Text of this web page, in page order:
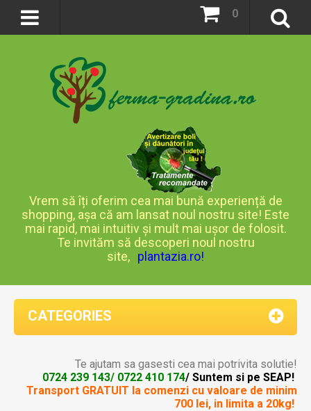
0
Vrem să îți oferim cea mai bună experiență de
shopping, așa că am lansat noul nostru site! Este
mai rapid, mai intuitiv și mult mai ușor de folosit.
Te invităm să descoperi noul nostru
site, plantazia.ro!
CATEGORIES
Te ajutam sa gasesti cea mai potrivita solutie!
0724 239 143/ 0722 410 174/ Suntem si pe SEAP!
Transport GRATUIT la comenzi cu valoare de minim
700 lei, in limita a 20kg!